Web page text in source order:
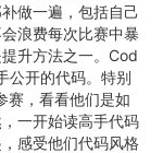
做一遍，包括自己
浪费每次比赛中暴
升方法之一。Cod
公开的代码。特别
赛，看看他们是如
一开始读高手代码
感受他们代码风格